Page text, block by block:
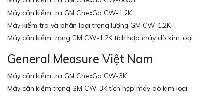
Máy cân kiểm tra GM ChexGo CW-1.2K
Máy kiểm tra và phân loại trọng lượng GM CW-1.2K
Máy cân kiểm trọng GM CW-1.2K tích hợp máy dò kim loại
General Measure Việt Nam
Máy cân kiểm tra GM ChexGo CW-3K
Máy cân kiểm trọng GM CW-3K tích hợp máy dò kim loại